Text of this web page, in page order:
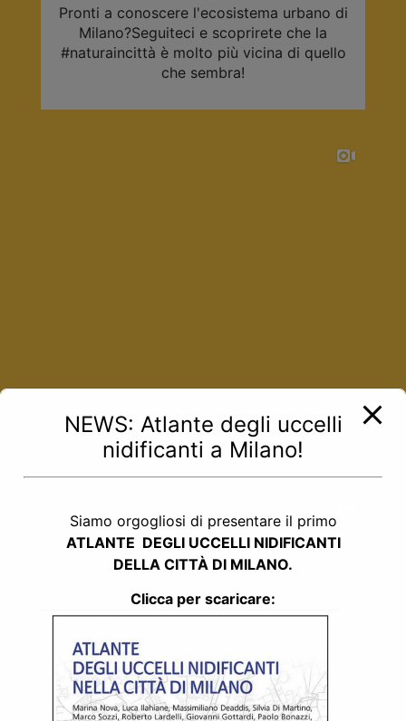
Pronti a conoscere l'ecosistema urbano di
Milano?Seguiteci e scoprirete che la
#naturaincittà è molto più vicina di quello
che sembra!
NEWS: Atlante degli uccelli
nidificanti a Milano!
Siamo orgogliosi di presentare il primo
ATLANTE DEGLI UCCELLI NIDIFICANTI
DELLA CITTÀ DI MILANO.
Clicca per scaricare: